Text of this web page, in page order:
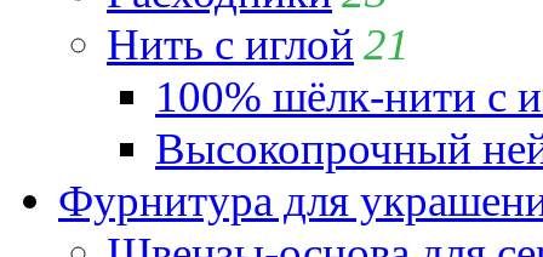
Нить с иглой 21
100% шёлк-нити с
Высокопрочный
Фурнитура для